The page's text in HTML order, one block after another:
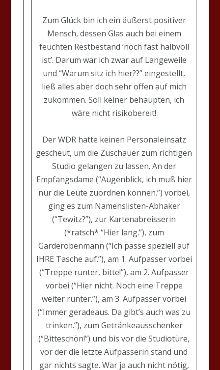
Zum Glück bin ich ein äußerst positiver
Mensch, dessen Glas auch bei einem
feuchten Restbestand ‘noch fast halbvoll
ist’. Darum war ich zwar auf Langeweile
und “Warum sitz ich hier??” eingestellt,
ließ alles aber doch sehr offen auf mich
zukommen. Soll keiner behaupten, ich
wäre nicht risikobereit!
Der WDR hatte keinen Personaleinsatz
gescheut, um die Zuschauer zum richtigen
Studio gelangen zu lassen. An der
Empfangsdame (“Augenblick, ich muß hier
nur die Leute zuordnen können.”) vorbei,
ging es zum Namenslisten-Abhaker
(“Tewitz?”), zur Kartenabreisserin
(*ratsch* “Hier lang.”), zum
Garderobenmann (“Ich passe speziell auf
IHRE Tasche auf.”), am 1. Aufpasser vorbei
(“Treppe runter, bitte!”), am 2. Aufpasser
vorbei (“Hier nicht. Noch eine Treppe
weiter runter.”), am 3. Aufpasser vorbei
(“Immer geradeaus. Da gibt’s auch was zu
trinken.”), zum Getränkeausschenker
(“Bitteschön!”) und bis vor die Studiotüre,
vor der die letzte Aufpasserin stand und
gar nichts sagte. War ja auch nicht nötig,